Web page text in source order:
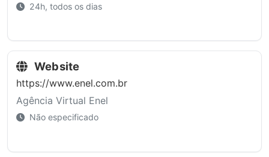
24h, todos os dias
Website
https://www.enel.com.br
Agência Virtual Enel
Não especificado